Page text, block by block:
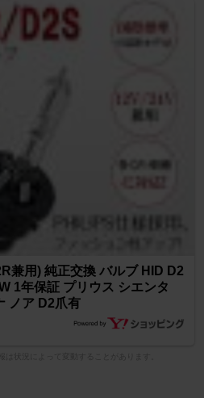
兼用) 純正交換 バルブ HID D2
1年保証 プリウス シエンタ
ノア D2爪有